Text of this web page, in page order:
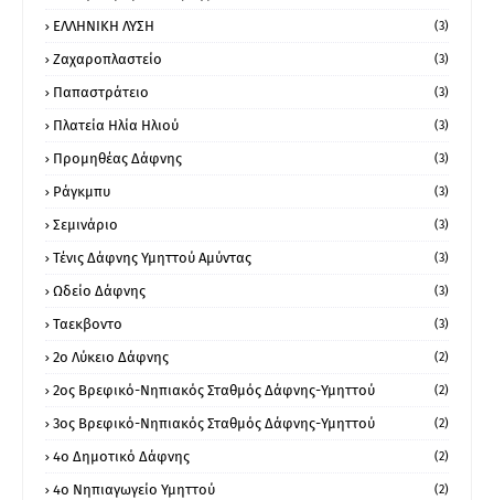
ΕΛΛΗΝΙΚΗ ΛΥΣΗ (3)
Ζαχαροπλαστείο (3)
Παπαστράτειο (3)
Πλατεία Ηλία Ηλιού (3)
Προμηθέας Δάφνης (3)
Ράγκμπυ (3)
Σεμινάριο (3)
Τένις Δάφνης Υμηττού Αμύντας (3)
Ωδείο Δάφνης (3)
Ταεκβοντο (3)
2ο Λύκειο Δάφνης (2)
2ος Βρεφικό-Νηπιακός Σταθμός Δάφνης-Υμηττού (2)
3ος Βρεφικό-Νηπιακός Σταθμός Δάφνης-Υμηττού (2)
4ο Δημοτικό Δάφνης (2)
4ο Νηπιαγωγείο Υμηττού (2)